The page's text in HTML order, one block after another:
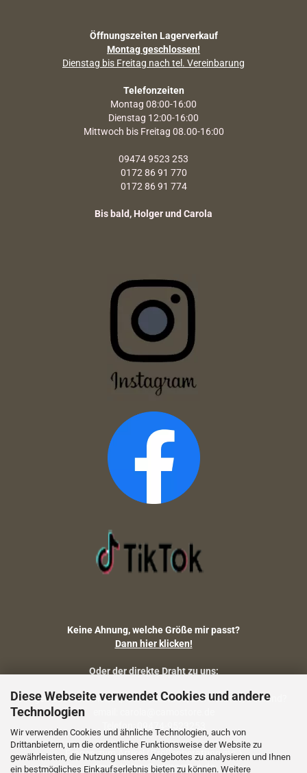
Diese Webseite verwendet Cookies und andere
Technologien
Wir verwenden Cookies und ähnliche Technologien, auch von
Drittanbietern, um die ordentliche Funktionsweise der Website zu
gewährleisten, die Nutzung unseres Angebotes zu analysieren und Ihnen
ein bestmögliches Einkaufserlebnis bieten zu können. Weitere
Öffnungszeiten Lagerverkauf
Montag geschlossen!
Dienstag bis Freitag nach tel. Vereinbarung
Telefonzeiten
Montag 08:00-16:00
Dienstag 12:00-16:00
Mittwoch bis Freitag 08.00-16:00
09474 9523 253
0172 86 91 770
0172 86 91 774
Bis bald, Holger und Carola
Keine Ahnung, welche Größe mir passt?
Dann hier klicken!
Oder der direkte Draht zu uns:
Fragen zu Artikelmaßen, Warenbestand, Lieferstatus, Versand?
Fragen zum Artikel (Größenberatung etc.)
email: holger@camostore.de